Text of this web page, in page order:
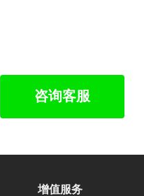
咨询客服
增值服务